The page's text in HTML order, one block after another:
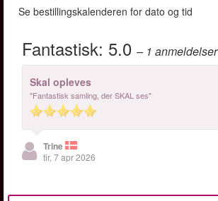
Se bestillingskalenderen for dato og tid
Fantastisk: 5.0 – 1 anmeldelser
Skal opleves
"Fantastisk samling, der SKAL ses"
Trine
tir, 7 apr 2026